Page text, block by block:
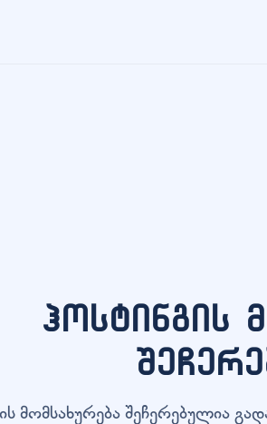
ჰოსტინგის
მომსახურება შეჩერებულია